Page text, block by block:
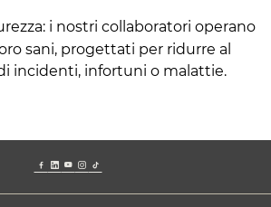
i nostri collaboratori operano
sani, progettati per ridurre al
incidenti, infortuni o malattie.